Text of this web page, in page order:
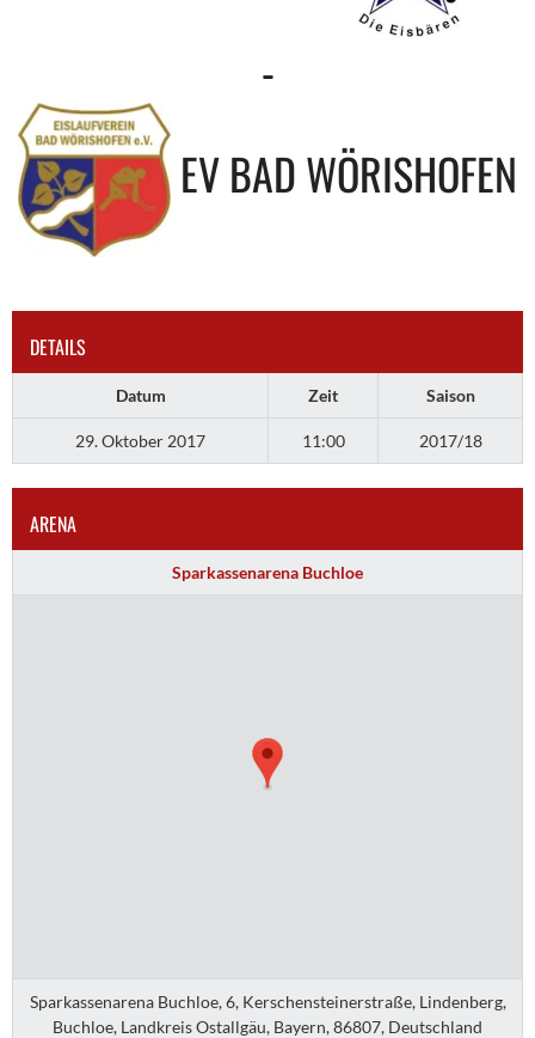
-
EV BAD WÖRISHOFEN
DETAILS
Datum Zeit Saison
29. Oktober 2017 11:00 2017/18
ARENA
Sparkassenarena Buchloe
Sparkassenarena Buchloe, 6, Kerschensteinerstraße, Lindenberg,
Buchloe, Landkreis Ostallgäu, Bayern, 86807, Deutschland